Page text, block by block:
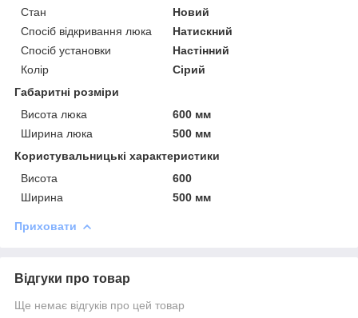
Стан
Новий
Спосіб відкривання люка
Натискний
Спосіб установки
Настінний
Колір
Сірий
Габаритні розміри
Висота люка
600 мм
Ширина люка
500 мм
Користувальницькі характеристики
Висота
600
Ширина
500 мм
Приховати
Відгуки про товар
Ще немає відгуків про цей товар